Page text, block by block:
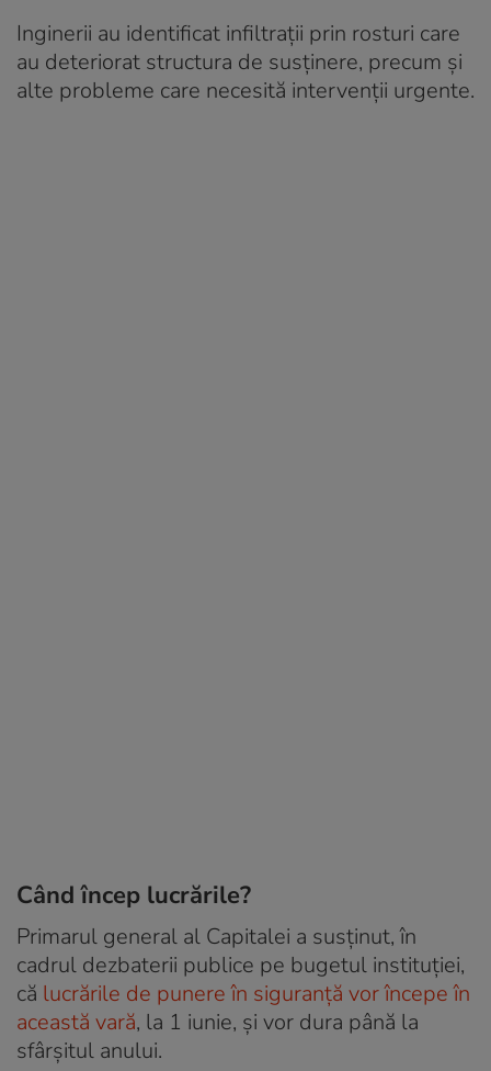
Inginerii au identificat infiltrații prin rosturi care
au deteriorat structura de susținere, precum și
alte probleme care necesită intervenții urgente.
Când încep lucrările?
Primarul general al Capitalei a susținut, în
cadrul dezbaterii publice pe bugetul instituției,
că lucrările de punere în siguranță vor începe în
această vară, la 1 iunie, și vor dura până la
sfârșitul anului.